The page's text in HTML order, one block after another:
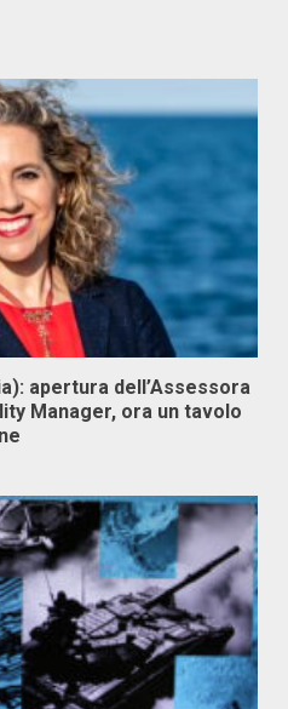
apertura dell’Assessora
Manager, ora un tavolo